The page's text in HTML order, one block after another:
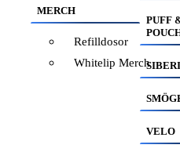
MERCH
Refilldosor
Whitelip Merch
PUFF
VELO